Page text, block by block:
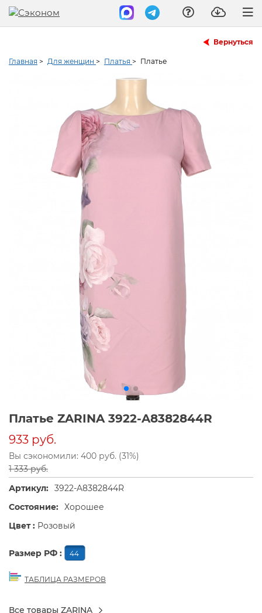
Вернуться
Главная > Для женщин > Платья > Платье
Платье ZARINA 3922-A8382844R
933 руб.
Вы сэкономили: 400 руб. (31%)
1 333 руб.
Артикул: 3922-A8382844R
Состояние: Хорошее
Цвет : Розовый
Размер РФ : 44
ТАБЛИЦА РАЗМЕРОВ
Все товары ZARINA